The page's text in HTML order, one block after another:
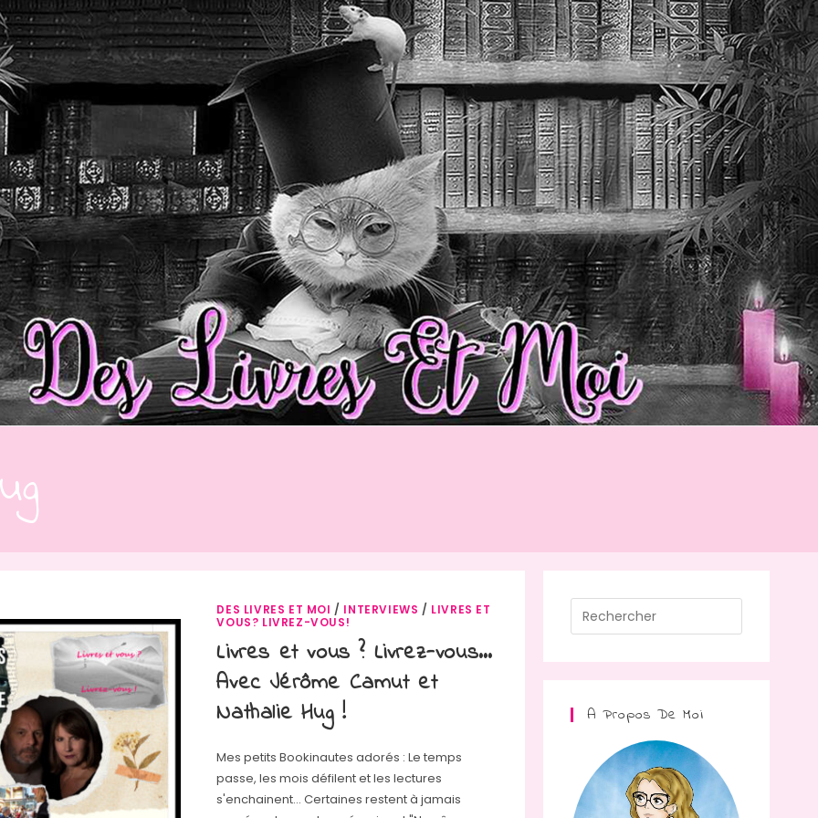
DES LIVRES ET MOI / INTERVIEWS / LIVRES ET
VOUS? LIVREZ-VOUS!
Livres et vous ? Livrez-vous…
Avec Jérôme Camut et
Nathalie Hug !
Mes petits Bookinautes adorés : Le temps
passe, les mois défilent et les lectures
s'enchainent... Certaines restent à jamais
Escape
A Propos De Moi